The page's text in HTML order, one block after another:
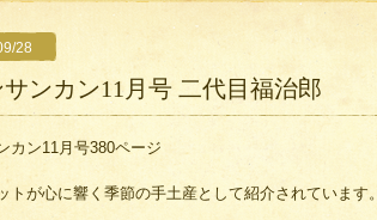
28
サンカン11月号 二代目福治郎
カン11月号380ページ
トが心に響く季節の手土産として紹介されています。